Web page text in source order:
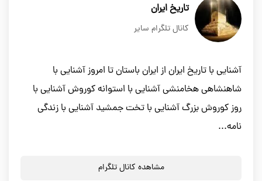
تاریخ ایران
کانال تلگرام سایر
آشنایی با تاریخ ایران از ایران باستان تا امروز آشنایی با
شاهنشاهی هخامنشی آشنایی با استوانه کوروش آشنایی با
روز کوروش بزرگ آشنایی با تخت جمشید آشنایی با زندگی
نامه...
مشاهده کانال تلگرام